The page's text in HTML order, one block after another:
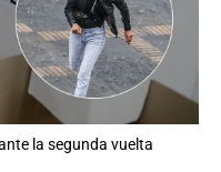
la segunda vuelta